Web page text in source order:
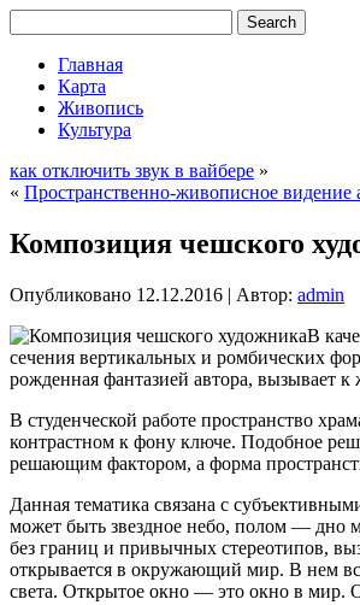
Главная
Карта
Живопись
Культура
как отключить звук в вайбере »
« Пространственно-живописное видение
Композиция чешского
Опубликовано 12.12.2016 | Автор: admin
В
сечения вертикальных и ромбических
рожденная фантазией автора, вызывает
В студенческой работе пространство
контрастном к фону ключе. Подобное
решающим фактором, а форма
Данная тематика связана с
может быть звездное небо, полом — дно
без границ и привычных стереотипов,
открывается в окружающий мир. В нем
света. Открытое окно — это окно в мир.